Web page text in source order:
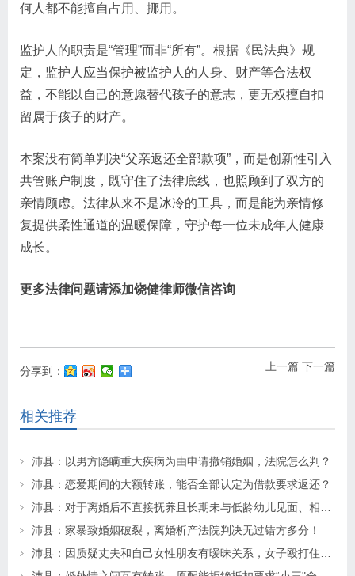
何人都不能擅自占用、挪用。
监护人的职责是“管理”而非“所有”。根据《民法典》规
定，监护人应当保护被监护人的人身、财产等合法权
益，不能以自己的意愿替代孩子的意志，更无权擅自扣
留属于孩子的财产。
本案没有简单判决“父亲返还全部款项”，而是创新性引入
共管账户制度，既守住了法律底线，也照顾到了双方的
亲情顾虑。法律从来不是冰冷的工具，而是能为亲情修
复提供柔性通道的温暖保障，守护每一位未成年人健康
成长。
更多法律问题请添加饶健律师微信咨询
上一篇 下一篇
分享到：
相关推荐
沛县：以男方隐瞒重大疾病为由申请撤销婚姻，法院怎么判？
沛县：恋爱期间的大额转账，能否全部认定为借款要求返还？
沛县：家暴致婚姻破裂，离婚析产法院判决无过错方多分！